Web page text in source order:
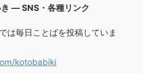
— SNS・各種リンク
は毎日ことばを投稿していま
kotobabiki